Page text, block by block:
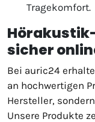
Tragekomfort.
sicher
Bei auric24
an hochwertigen
Hersteller,
Unsere Produkte